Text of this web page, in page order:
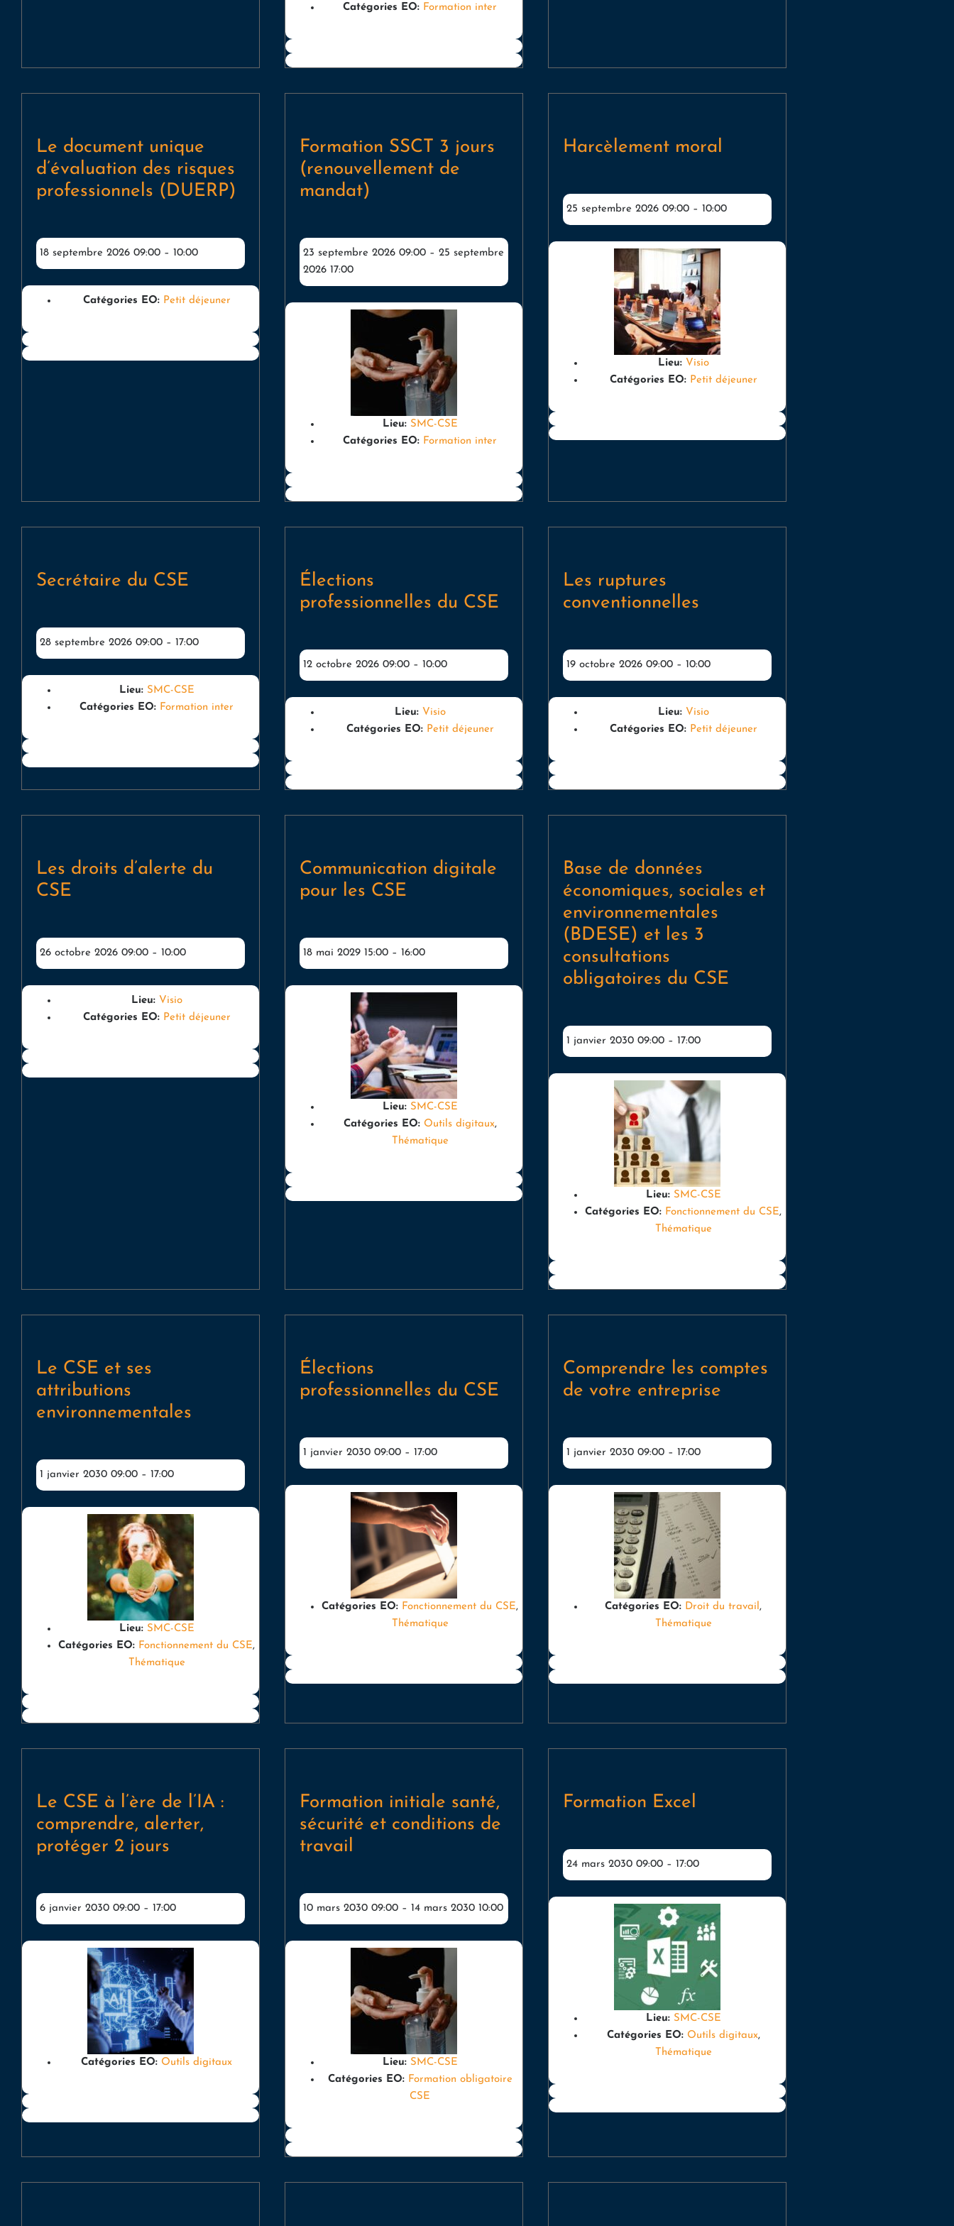
Catégories EO: Formation inter
Le document unique
d’évaluation des risques
professionnels (DUERP)
18 septembre 2026 09:00 – 10:00
Catégories EO: Petit déjeuner
Formation SSCT 3 jours
(renouvellement de
mandat)
23 septembre 2026 09:00 – 25 septembre
2026 17:00
Lieu: SMC-CSE
Catégories EO: Formation inter
Harcèlement moral
25 septembre 2026 09:00 – 10:00
Lieu: Visio
Catégories EO: Petit déjeuner
Secrétaire du CSE
28 septembre 2026 09:00 – 17:00
Lieu: SMC-CSE
Catégories EO: Formation inter
Élections
professionnelles du CSE
12 octobre 2026 09:00 – 10:00
Lieu: Visio
Catégories EO: Petit déjeuner
Les ruptures
conventionnelles
19 octobre 2026 09:00 – 10:00
Lieu: Visio
Catégories EO: Petit déjeuner
Les droits d’alerte du
CSE
26 octobre 2026 09:00 – 10:00
Lieu: Visio
Catégories EO: Petit déjeuner
Communication digitale
pour les CSE
18 mai 2029 15:00 – 16:00
Lieu: SMC-CSE
Catégories EO: Outils digitaux,
Thématique
Base de données
économiques, sociales et
environnementales
(BDESE) et les 3
consultations
obligatoires du CSE
1 janvier 2030 09:00 – 17:00
Lieu: SMC-CSE
Catégories EO: Fonctionnement du CSE,
Thématique
Le CSE et ses
attributions
environnementales
1 janvier 2030 09:00 – 17:00
Lieu: SMC-CSE
Catégories EO: Fonctionnement du CSE,
Thématique
Élections
professionnelles du CSE
1 janvier 2030 09:00 – 17:00
Catégories EO: Fonctionnement du CSE,
Thématique
Comprendre les comptes
de votre entreprise
1 janvier 2030 09:00 – 17:00
Catégories EO: Droit du travail ,
Thématique
Le CSE à l’ère de l’IA :
comprendre, alerter,
protéger 2 jours
6 janvier 2030 09:00 – 17:00
Catégories EO: Outils digitaux
Formation initiale santé,
sécurité et conditions de
travail
10 mars 2030 09:00 – 14 mars 2030 10:00
Lieu: SMC-CSE
Catégories EO: Formation obligatoire
CSE
Formation Excel
24 mars 2030 09:00 – 17:00
Lieu: SMC-CSE
Catégories EO: Outils digitaux,
Thématique